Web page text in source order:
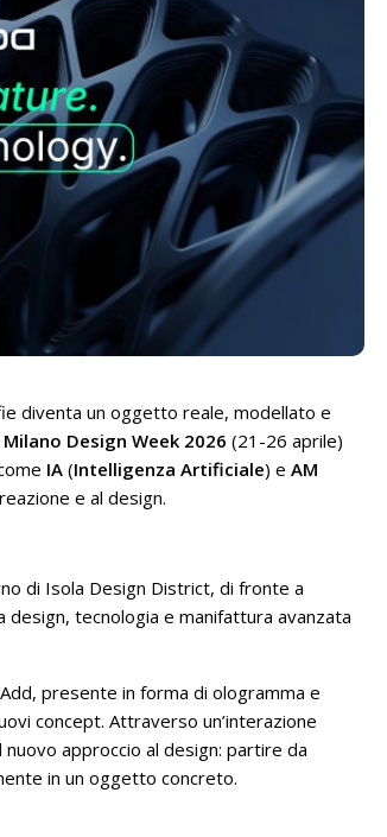
diventa un oggetto reale, modellato e
Milano Design Week 2026 (21-26 aprile)
IA (Intelligenza Artificiale) e AM
e al design.
di Isola Design District, di fronte a
design, tecnologia e manifattura avanzata
presente in forma di ologramma e
concept. Attraverso un’interazione
approccio al design: partire da
in un oggetto concreto.